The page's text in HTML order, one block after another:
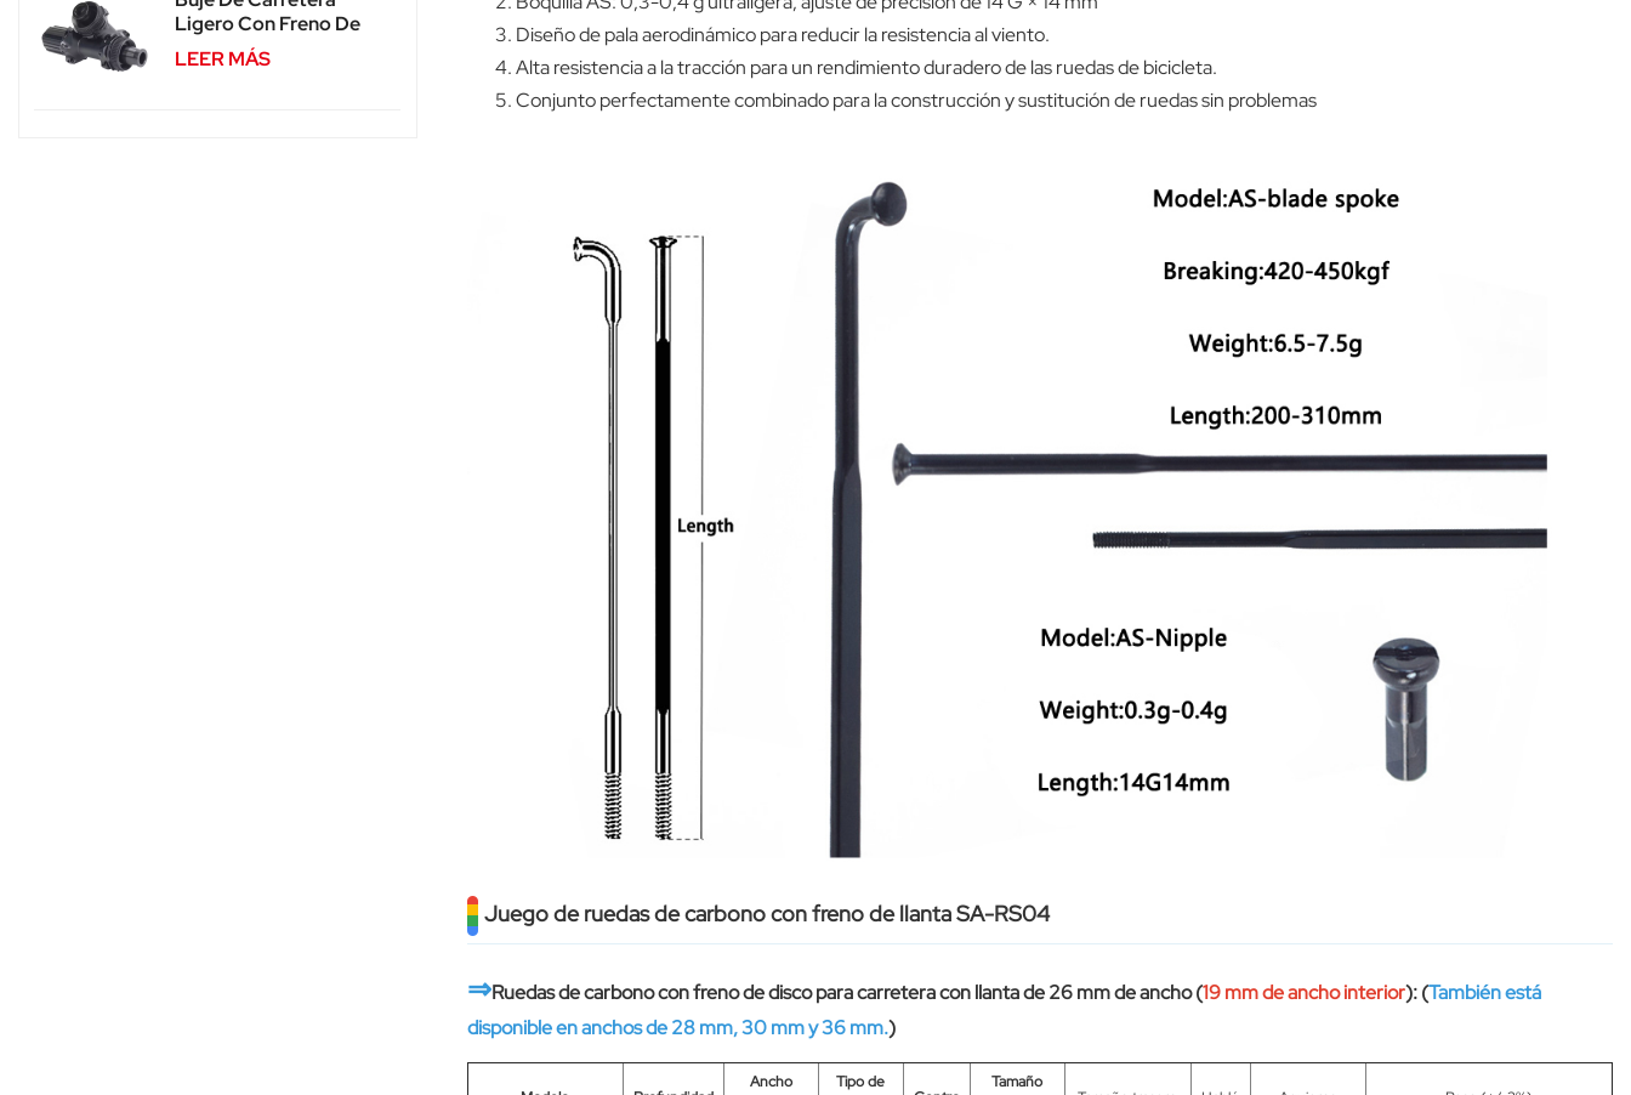
Ligero Con Freno De
Disco Y Bloqueo
Central SA-RD02SL
LEER MÁS
Diseño de pala aerodinámico para reducir la resistencia al viento.
Alta resistencia a la tracción para un rendimiento duradero de las ruedas de bicicleta.
Conjunto perfectamente combinado para la construcción y sustitución de ruedas sin problemas
Juego de ruedas de carbono con freno de llanta SA-RS04
⇒Ruedas de carbono con freno de disco para carretera con llanta de 26 mm de ancho (19 mm de ancho interior): (También está
disponible en anchos de 28 mm, 30 mm y 36 mm.)
Ancho
Tipo de
Tamaño